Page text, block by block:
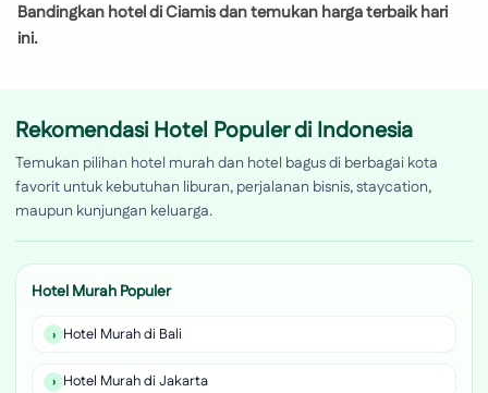
Bandingkan hotel di Ciamis dan temukan harga terbaik hari
ini.
Rekomendasi Hotel Populer di Indonesia
Temukan pilihan hotel murah dan hotel bagus di berbagai kota
favorit untuk kebutuhan liburan, perjalanan bisnis, staycation,
maupun kunjungan keluarga.
Hotel Murah Populer
Hotel Murah di Bali
Hotel Murah di Jakarta